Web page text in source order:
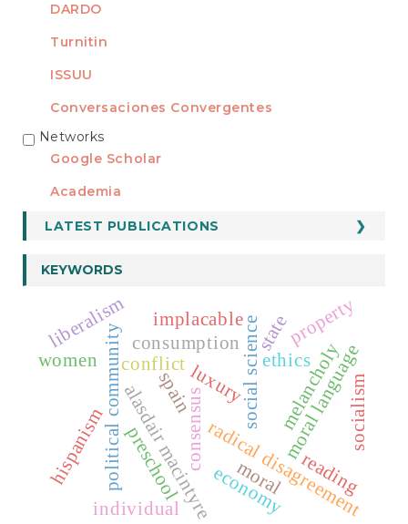
DARDO
Turnitin
ISSUU
Conversaciones Convergentes
REDES
Networks
Google Scholar
Academia
LATEST PUBLICATIONS
KEYWORDS
alasdair macintyre
social science
political communityconflict
consensusradical disagreement
ethics
moral language
luxury
consumption
moral
economy
melancholy
liberalism property
implacable
socialism
individual
state
preschool reading
spain
women
hispanism